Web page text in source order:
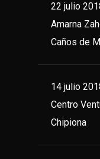
22 julio
Amarna
Caños de
14 julio
Centro
Chipiona